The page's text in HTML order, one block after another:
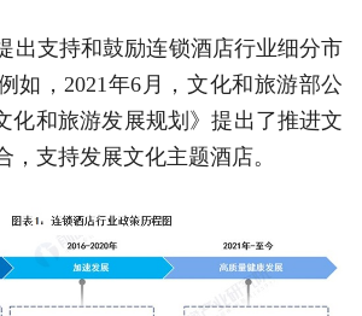
出支持和鼓励连锁酒店行业细分市
如，2021年6月，文化和旅游部公
化和旅游发展规划》提出了推进文
，支持发展文化主题酒店。